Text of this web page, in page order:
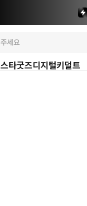
스타굿즈디지털키덜트